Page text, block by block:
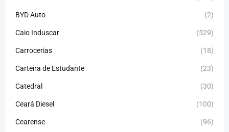
BYD Auto (2)
Caio Induscar (529)
Carrocerias (18)
Carteira de Estudante (23)
Catedral (30)
Ceará Diesel (100)
Cearense (96)